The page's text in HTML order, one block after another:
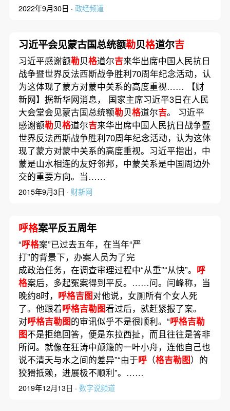
2022年9月30日 · 政经频道
习近平会见蒙古国总统额勒贝格道尔吉
习近平感谢额勒贝格道尔吉来华出席中国人民抗日
战争暨世界反法西斯战争胜利70周年纪念活动，认
为这体现了蒙方对蒙中关系的高度重视…… 【财
新网】据新华网消息， 国家主席习近平3日在人民
大会堂会见蒙古国总统额勒贝格道尔吉。 习近平
感谢额勒贝格道尔吉来华出席中国人民抗日战争暨
世界反法西斯战争胜利70周年纪念活动，认为这体
现了蒙方对蒙中关系的高度重视。习近平指出，中
蒙是山水相连的友好邻邦，中蒙关系是中国周边外
交的重要方向。当……
2015年9月3日 · 财新网
呼格案平反五周年
“呼格案”已过去五年，在当年“严
打”的背景下，办案人员为了完
成政治任务，在调查审理过程中“从重”“从快”。 呼
格案后，多起冤案得到平反。……问。闫峰称，当
晚约8时， 呼格吉图对他说，女厕所有个女人死
了。他跟着呼格吉勒图看过后，就赶紧报了案。
对呼格吉勒图的审讯似乎不是很顺利。“呼格吉勒
图不是拒绝回答，便是东拉西扯，而且往往是答非
所问。就像在狂涛中颠簸的一叶小舟，连他自己也
说不清天与水之间的差异”“由于呼（格吉勒图）的
狡猾抵赖，进展极不顺利”。……
2019年12月13日 · 数字说频道